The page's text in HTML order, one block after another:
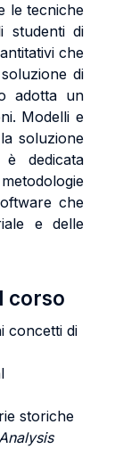
le tecniche
studenti di
che
di
adotta un
Modelli e
soluzione
dedicata
che
e delle
corso
concetti di
storiche